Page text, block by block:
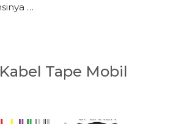
…
Tape Mobil